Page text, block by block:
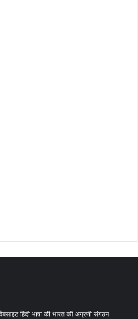
हिंदी भाषा की भारत की अग्रणी संगठन